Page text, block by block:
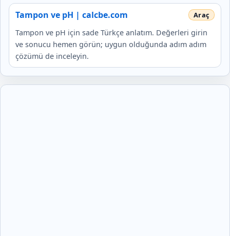
Tampon ve pH | calcbe.com
Tampon ve pH için sade Türkçe anlatım. Değerleri girin
ve sonucu hemen görün; uygun olduğunda adım adım
çözümü de inceleyin.